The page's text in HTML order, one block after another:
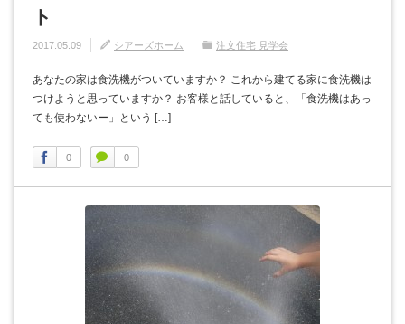
ト
2017.05.09 シアーズホーム 注文住宅 見学会
あなたの家は食洗機がついていますか？ これから建てる家に食洗機は
つけようと思っていますか？ お客様と話していると、「食洗機はあっ
ても使わないー」という […]
0 0